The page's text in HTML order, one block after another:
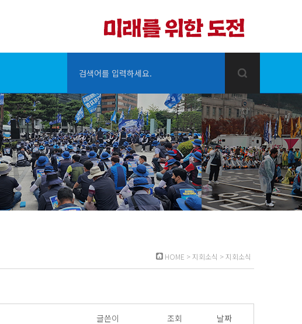
검색어를 입력하세요.
HOME >지회소식 >지회소식
글쓴이 조회 날짜